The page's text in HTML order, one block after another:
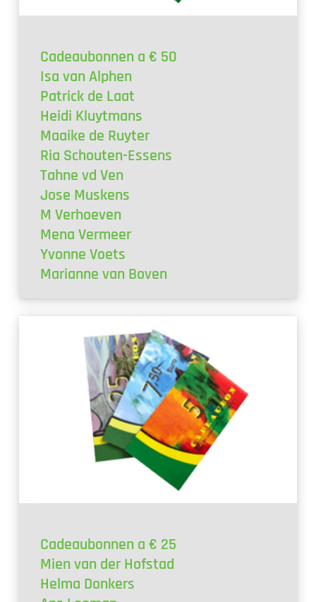
Cadeaubonnen a € 50
Isa van Alphen
Patrick de Laat
Heidi Kluytmans
Maaike de Ruyter
Ria Schouten-Essens
Tahne vd Ven
Jose Muskens
M Verhoeven
Mena Vermeer
Yvonne Voets
Marianne van Boven
Cadeaubonnen a € 25
Mien van der Hofstad
Helma Donkers